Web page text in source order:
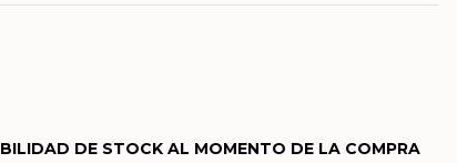
DE STOCK AL MOMENTO DE LA COMPRA